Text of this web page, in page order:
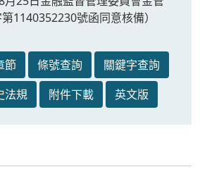
1140352230號函同意核備）
節 條號查詢
關鍵字查詢
法規 附件下載 英文版